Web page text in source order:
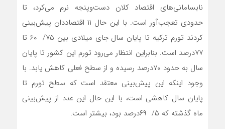
نابسامانی‌های اقتصاد کلان دست‌و‌پنجه نرم می‌کرد، تا
حدودی تعجب‌آور است. با این حال ۱۱ اقتصاددان پیش‌بینی
کردند تورم ترکیه تا پایان سال جای میلادی بین ۷۵/ ۶۰ تا
۷۷درصد است. بنابراین انتظار می‌رود تورم این کشور تا پایان
سال به حدود ۷۰درصد رسیده و از سطح فعلی کاهش یابد. با
وجود اینکه این پیش‌بینی معتقد است که سطح تورم تا
پایان سال کاهشی است، با این حال این عدد از پیش‌بینی
ماه گذشته که ۵/ ۶۹درصد بود، بیشتر است.